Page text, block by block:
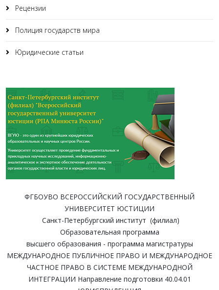
Рецензии
Полиция государств мира
Юридические статьи
ФГБОУВО ВСЕРОССИЙСКИЙ ГОСУДАРСТВЕННЫЙ
УНИВЕРСИТЕТ ЮСТИЦИИ
Санкт-Петербургский институт (филиал)
Образовательная программа
высшего образования - программа магистратуры
МЕЖДУНАРОДНОЕ ПУБЛИЧНОЕ ПРАВО И МЕЖДУНАРОДНОЕ
ЧАСТНОЕ ПРАВО В СИСТЕМЕ МЕЖДУНАРОДНОЙ
ИНТЕГРАЦИИ Направление подготовки 40.04.01